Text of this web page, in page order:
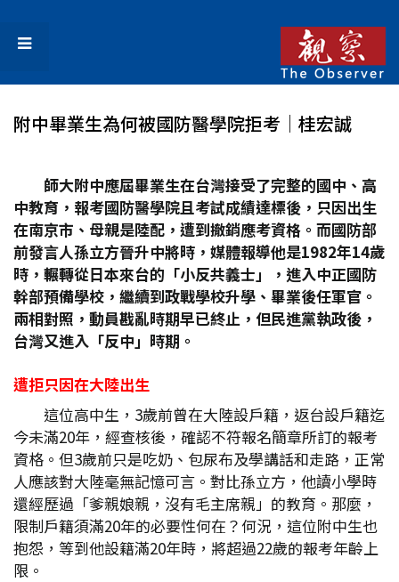
附中畢業生為何被國防醫學院拒考│桂宏誠
師大附中應屆畢業生在台灣接受了完整的國中、高
中教育，報考國防醫學院且考試成績達標後，只因出生
在南京市、母親是陸配，遭到撤銷應考資格。而國防部
前發言人孫立方晉升中將時，媒體報導他是1982年14歲
時，輾轉從日本來台的「小反共義士」，進入中正國防
幹部預備學校，繼續到政戰學校升學、畢業後任軍官。
兩相對照，動員戡亂時期早已終止，但民進黨執政後，
台灣又進入「反中」時期。
遭拒只因在大陸出生
這位高中生，3歲前曾在大陸設戶籍，返台設戶籍迄
今未滿20年，經查核後，確認不符報名簡章所訂的報考
資格。但3歲前只是吃奶、包尿布及學講話和走路，正常
人應該對大陸毫無記憶可言。對比孫立方，他讀小學時
還經歷過「爹親娘親，沒有毛主席親」的教育。那麼，
限制戶籍須滿20年的必要性何在？何況，這位附中生也
抱怨，等到他設籍滿20年時，將超過22歲的報考年齡上
限。